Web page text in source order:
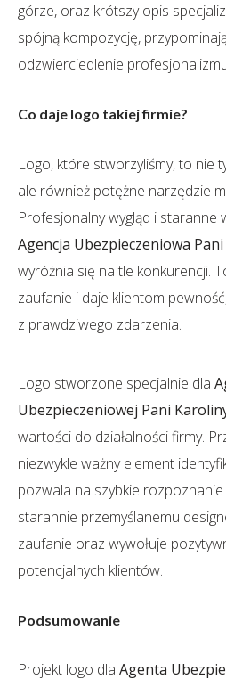
górze, oraz krótszy opis
spójną kompozycję,
odzwierciedlenie
Co daje logo takiej firmie?
Logo, które stworzyliśmy, to nie
ale również potężne narzędzie
Profesjonalny wygląd i staranne
Agencja Ubezpieczeniowa
wyróżnia się na tle konkurencji.
zaufanie i daje klientom
z prawdziwego zdarzenia.
Logo stworzone specjalnie dla
Ubezpieczeniowej Pani
wartości do działalności firmy.
niezwykle ważny element
pozwala na szybkie rozpoznanie
starannie przemyślanemu
zaufanie oraz wywołuje
potencjalnych klientów.
Podsumowanie
Projekt logo dla Agenta